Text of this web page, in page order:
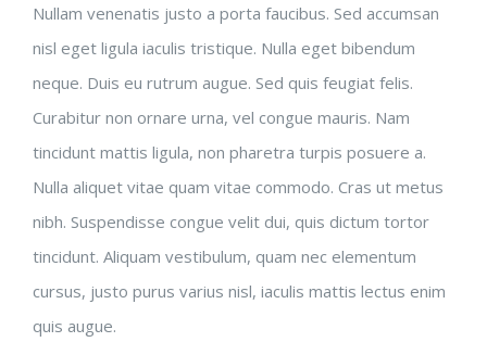
Nullam venenatis justo a porta faucibus. Sed accumsan
nisl eget ligula iaculis tristique. Nulla eget bibendum
neque. Duis eu rutrum augue. Sed quis feugiat felis.
Curabitur non ornare urna, vel congue mauris. Nam
tincidunt mattis ligula, non pharetra turpis posuere a.
Nulla aliquet vitae quam vitae commodo. Cras ut metus
nibh. Suspendisse congue velit dui, quis dictum tortor
tincidunt. Aliquam vestibulum, quam nec elementum
cursus, justo purus varius nisl, iaculis mattis lectus enim
quis augue.